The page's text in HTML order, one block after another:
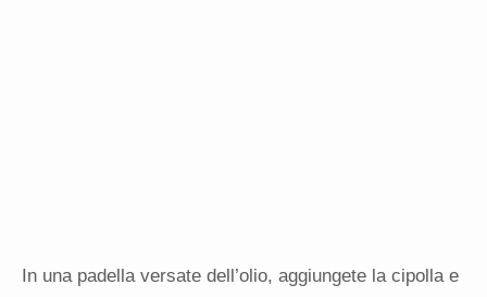
In una padella versate dell’olio, aggiungete la cipolla e